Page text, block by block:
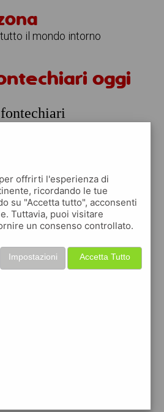
il mondo intorno
oggi
forte
pioggia
29°
29° min29° max
65 % 3.49 km/h 32 %
sparse
65 % 2.32 km/h 46 %
offrirti l'esperienza di
ricordando le tue
su "Accetta tutto", acconsenti
Tuttavia, puoi visitare
un consenso controllato.
Accetta Tutto
Impostazioni